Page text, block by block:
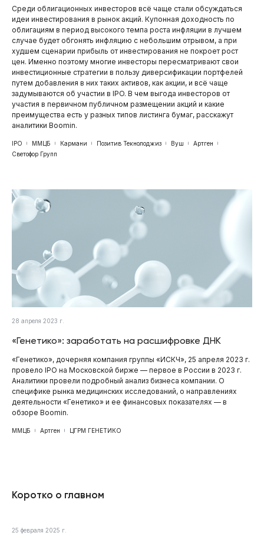
Среди облигационных инвесторов всё чаще стали обсуждаться
идеи инвестирования в рынок акций. Купонная доходность по
облигациям в период высокого темпа роста инфляции в лучшем
случае будет обгонять инфляцию с небольшим отрывом, а при
худшем сценарии прибыль от инвестирования не покроет рост
цен. Именно поэтому многие инвесторы пересматривают свои
инвестиционные стратегии в пользу диверсификации портфелей
путем добавления в них таких активов, как акции, и всё чаще
задумываются об участии в IPO. В чем выгода инвесторов от
участия в первичном публичном размещении акций и какие
преимущества есть у разных типов листинга бумаг, расскажут
аналитики Boomin.
IPO ММЦБ Кармани Позитив Текнолоджиз Вуш
Артген
Светофор Групп
28 апреля 2023 г.
«Генетико»: заработать на расшифровке ДНК
«Генетико», дочерняя компания группы «ИСКЧ», 25 апреля 2023 г.
провело IPO на Московской бирже — первое в России в 2023 г.
Аналитики провели подробный анализ бизнеса компании. О
специфике рынка медицинских исследований, о направлениях
деятельности «Генетико» и ее финансовых показателях — в
обзоре Boomin.
ММЦБ Артген ЦГРМ ГЕНЕТИКО
Коротко о главном
25 февраля 2025 г.